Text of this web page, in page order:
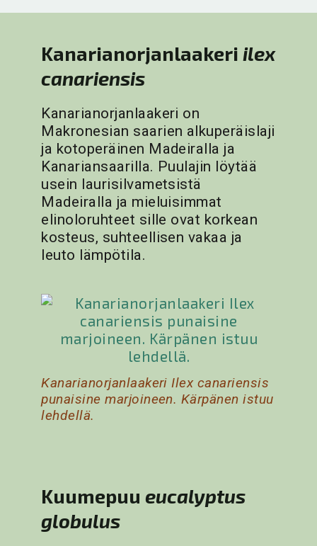
Kanarianorjanlaakeri ilex
canariensis
Kanarianorjanlaakeri on
Makronesian saarien alkuperäislaji
ja kotoperäinen Madeiralla ja
Kanariansaarilla. Puulajin löytää
usein laurisilvametsistä
Madeiralla ja mieluisimmat
elinoloruhteet sille ovat korkean
kosteus, suhteellisen vakaa ja
leuto lämpötila.
Kanarianorjanlaakeri Ilex canariensis
punaisine marjoineen. Kärpänen istuu
lehdellä.
Kuumepuueucalyptus
globulus